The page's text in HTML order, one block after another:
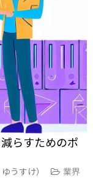
らすためのポ
うすけ）
業界